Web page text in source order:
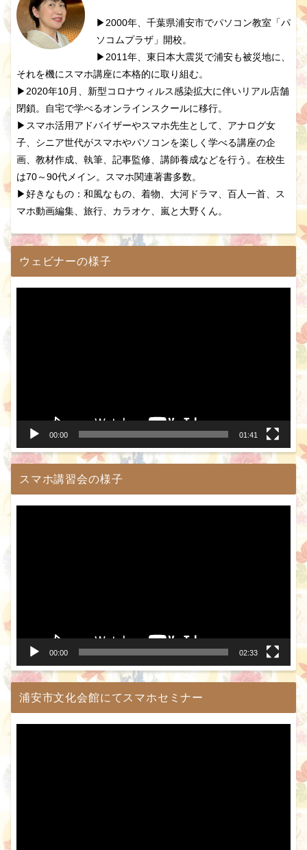
▶2000年、千葉県浦安市でパソコン教室「パ
ソコムプラザ」開校。
▶2011年、東日本大震災で浦安も被災地に、
それを機にスマホ講座に本格的に取り組む。
▶2020年10月、新型コロナウィルス感染拡大に伴いリアル店舗
閉鎖。自宅で学べるオンラインスクールに移行。
▶スマホ活用アドバイザーやスマホ先生として、アナログ女
子、シニア世代がスマホやパソコンを楽しく学べる講座の企
画、教材作成、執筆、記事監修、講師養成などを行う。在校生
は70～90代メイン。スマホ関連著書多数。
▶好きなもの：和風なもの、着物、大河ドラマ、百人一首、ス
マホ動画編集、旅行、カラオケ、嵐と大野くん。
ウェビナーの様子
00:00 01:41
スマホ講習会の様子
00:00 02:33
浦安市文化会館にてスマホセミナー